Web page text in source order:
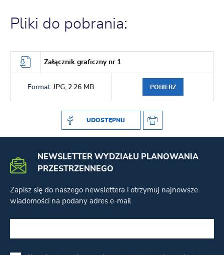
Pliki do pobrania:
Załącznik graficzny nr 1
Format: JPG, 2.26 MB POBIERZ
UDOSTĘPNIJ
NEWSLETTER WYDZIAŁU PLANOWANIA
PRZESTRZENNEGO
Zapisz się do naszego newslettera i otrzymuj najnowsze
wiadomości na podany adres e-mail